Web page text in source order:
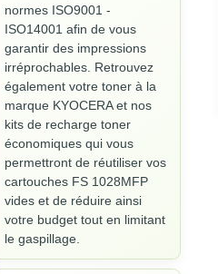
normes ISO9001 -
ISO14001 afin de vous
garantir des impressions
irréprochables. Retrouvez
également votre toner à la
marque KYOCERA et nos
kits de recharge toner
économiques qui vous
permettront de réutiliser vos
cartouches FS 1028MFP
vides et de réduire ainsi
votre budget tout en limitant
le gaspillage.